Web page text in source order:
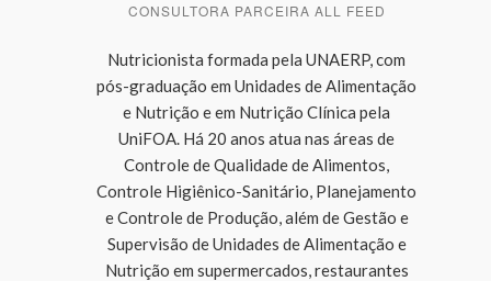
CONSULTORA PARCEIRA ALL FEED
Nutricionista formada pela UNAERP, com
pós-graduação em Unidades de Alimentação
e Nutrição e em Nutrição Clínica pela
UniFOA. Há 20 anos atua nas áreas de
Controle de Qualidade de Alimentos,
Controle Higiênico-Sanitário, Planejamento
e Controle de Produção, além de Gestão e
Supervisão de Unidades de Alimentação e
Nutrição em supermercados, restaurantes